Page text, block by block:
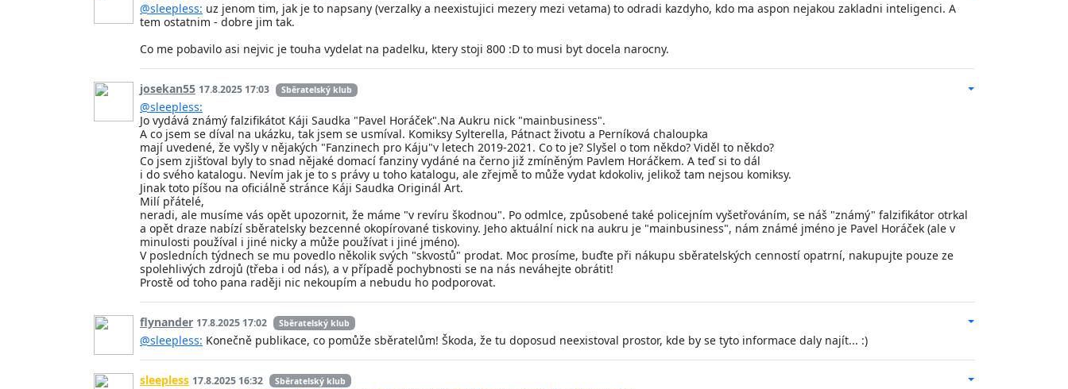
@sleepless: uz jenom tim, jak je to napsany (verzalky a neexistujici mezery mezi vetama) to odradi kazdyho, kdo ma aspon nejakou zakladni inteligenci. A
tem ostatnim - dobre jim tak.
Co me pobavilo asi nejvic je touha vydelat na padelku, ktery stoji 800 :D to musi byt docela narocny.
josekan55 17.8.2025 17:03 Sběratelský klub
@sleepless:
Jo vydává známý falzifikátot Káji Saudka "Pavel Horáček".Na Aukru nick "mainbusiness".
A co jsem se díval na ukázku, tak jsem se usmíval. Komiksy Sylterella, Pátnact životu a Perníková chaloupka
mají uvedené, že vyšly v nějakých "Fanzinech pro Káju"v letech 2019-2021. Co to je? Slyšel o tom někdo? Viděl to někdo?
Co jsem zjišťoval byly to snad nějaké domací fanziny vydáné na černo již zmíněným Pavlem Horáčkem. A teď si to dál
i do svého katalogu. Nevím jak je to s právy u toho katalogu, ale zřejmě to může vydat kdokoliv, jelikož tam nejsou komiksy.
Jinak toto píšou na oficiálně stránce Káji Saudka Originál Art.
Milí přátelé,
neradi, ale musíme vás opět upozornit, že máme "v revíru škodnou". Po odmlce, způsobené také policejním vyšetřováním, se náš "známý" falzifikátor otrkal
a opět draze nabízí sběratelsky bezcenné okopírované tiskoviny. Jeho aktuální nick na aukru je "mainbusiness", nám známé jméno je Pavel Horáček (ale v
minulosti používal i jiné nicky a může používat i jiné jméno).
V posledních týdnech se mu povedlo několik svých "skvostů" prodat. Moc prosíme, buďte při nákupu sběratelských cenností opatrní, nakupujte pouze ze
spolehlivých zdrojů (třeba i od nás), a v případě pochybnosti se na nás neváhejte obrátit!
Prostě od toho pana raději nic nekoupím a nebudu ho podporovat.
flynander 17.8.2025 17:02 Sběratelský klub
@sleepless: Konečně publikace, co pomůže sběratelům! Škoda, že tu doposud neexistoval prostor, kde by se tyto informace daly najít... :)
sleepless 17.8.2025 16:32 Sběratelský klub